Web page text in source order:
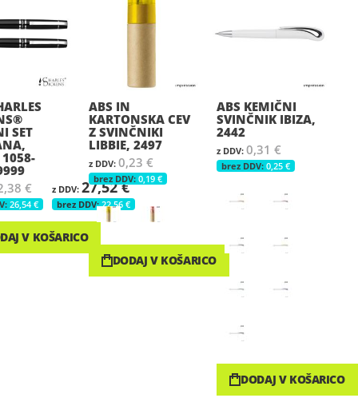
SET
€
26,54 €
27,52 €
22,56 €
V KOŠARICO
ABS IN
KARTONSKA CEV
Z SVINČNIKI
LIBBIE, 2497
0,23 €
0,19 €
DODAJ V KOŠARICO
ABS KEMIČNI
SVINČNIK IBIZA,
2442
0,31 €
0,25 €
DODAJ V KOŠARICO